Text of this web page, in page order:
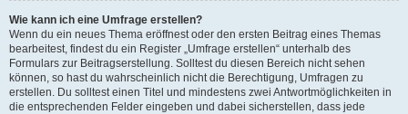
Wie kann ich eine Umfrage erstellen?
Wenn du ein neues Thema eröffnest oder den ersten Beitrag eines Themas
bearbeitest, findest du ein Register „Umfrage erstellen“ unterhalb des
Formulars zur Beitragserstellung. Solltest du diesen Bereich nicht sehen
können, so hast du wahrscheinlich nicht die Berechtigung, Umfragen zu
erstellen. Du solltest einen Titel und mindestens zwei Antwortmöglichkeiten in
die entsprechenden Felder eingeben und dabei sicherstellen, dass jede